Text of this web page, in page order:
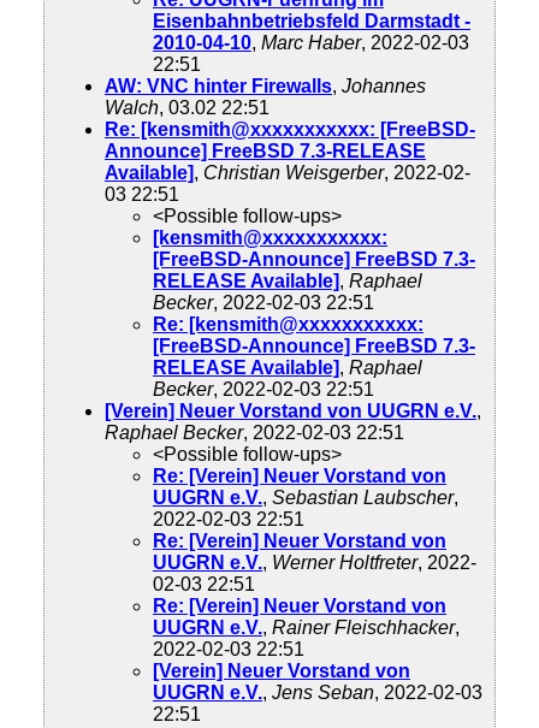
Eisenbahnbetriebsfeld Darmstadt -
2010-04-10, Marc Haber, 2022-02-03
22:51
AW: VNC hinter Firewalls, Johannes
Walch, 03.02 22:51
Re: [kensmith@xxxxxxxxxxx: [FreeBSD-
Announce] FreeBSD 7.3-RELEASE
Available], Christian Weisgerber, 2022-02-
03 22:51
<Possible follow-ups>
[kensmith@xxxxxxxxxxx:
[FreeBSD-Announce] FreeBSD 7.3-
RELEASE Available], Raphael
Becker, 2022-02-03 22:51
Re: [kensmith@xxxxxxxxxxx:
[FreeBSD-Announce] FreeBSD 7.3-
RELEASE Available], Raphael
Becker, 2022-02-03 22:51
[Verein] Neuer Vorstand von UUGRN e.V.,
Raphael Becker, 2022-02-03 22:51
<Possible follow-ups>
Re: [Verein] Neuer Vorstand von
UUGRN e.V., Sebastian Laubscher,
2022-02-03 22:51
Re: [Verein] Neuer Vorstand von
UUGRN e.V., Werner Holtfreter, 2022-
02-03 22:51
Re: [Verein] Neuer Vorstand von
UUGRN e.V., Rainer Fleischhacker,
2022-02-03 22:51
[Verein] Neuer Vorstand von
UUGRN e.V., Jens Seban, 2022-02-03
22:51